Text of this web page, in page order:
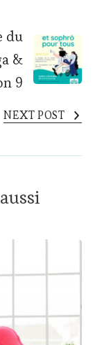
du
&
9
NEXT POST